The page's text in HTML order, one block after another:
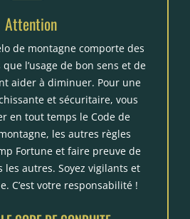
Attention
de montagne comporte des
l’usage de bon sens et de
aider à diminuer. Pour une
et sécuritaire, vous
en tout temps le Code de
les autres règles
Fortune et faire preuve de
les autres. Soyez vigilants et
C’est votre responsabilité !